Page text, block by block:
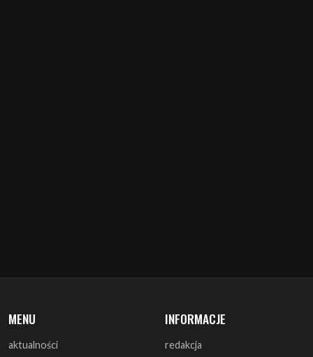
aktualności
zapowiedzi
recenzje
redakcja
warunki prawne
polityka cookies